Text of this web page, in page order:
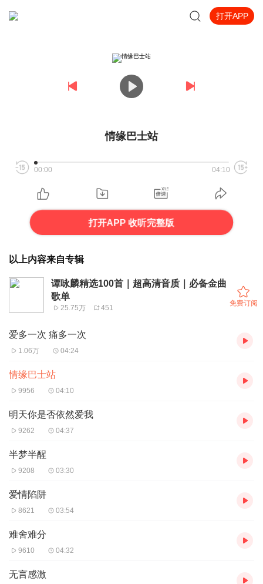
打开APP
情缘巴士站
00:00 04:10
打开APP 收听完整版
以上内容来自专辑
谭咏麟精选100首｜超高清音质｜必备金曲
歌单
25.75万 451
免费订阅
爱多一次 痛多一次
1.06万 04:24
情缘巴士站
9956 04:10
明天你是否依然爱我
9262 04:37
半梦半醒
9208 03:30
爱情陷阱
8621 03:54
难舍难分
9610 04:32
无言感激